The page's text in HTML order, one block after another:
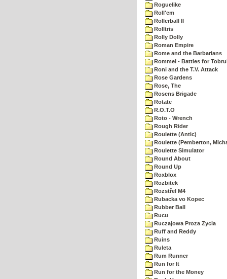
Roguelike
Roll'em
Rollerball II
Rolltris
Rolly Dolly
Roman Empire
Rome and the Barbarians
Rommel - Battles for
Roni and the T.V. Attack
Rose Gardens
Rose, The
Rosens Brigade
Rotate
R.O.T.O
Roto - Wrench
Rough Rider
Roulette (Antic)
Roulette (Pemberton,
Roulette Simulator
Round About
Round Up
Roxblox
Rozbitek
Rozstřel M4
Rubacka vo Kopec
Rubber Ball
Rucu
Ruczajowa Proza Zycia
Ruff and Reddy
Ruins
Ruleta
Rum Runner
Run for It
Run for the Money